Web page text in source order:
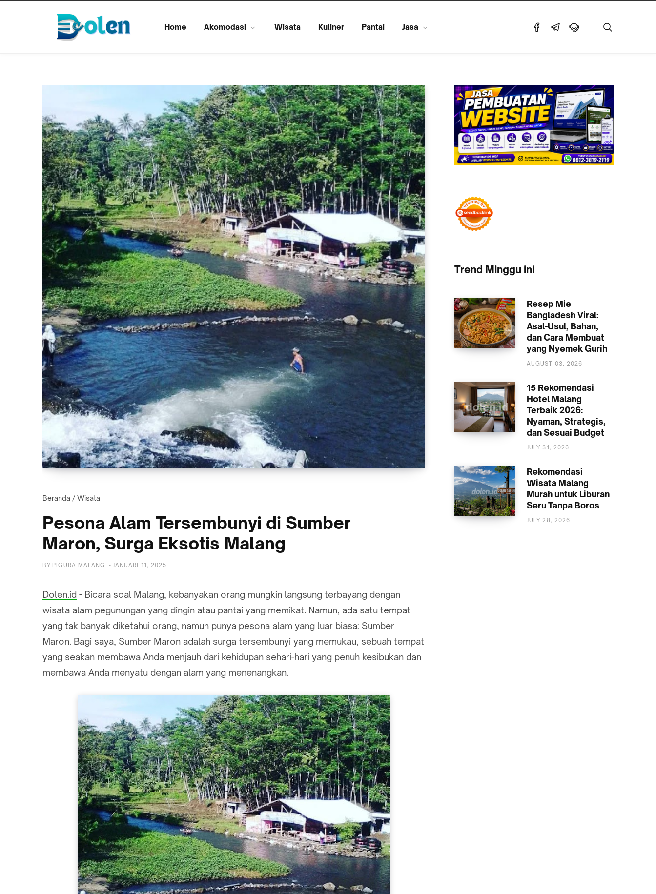
Home Akomodasi Wisata Kuliner Pantai Jasa
Beranda / Wisata
Pesona Alam Tersembunyi di Sumber
Maron, Surga Eksotis Malang
BY PIGURA MALANG - JANUARI 11, 2025
Dolen.id - Bicara soal Malang, kebanyakan orang mungkin langsung terbayang dengan
wisata alam pegunungan yang dingin atau pantai yang memikat. Namun, ada satu tempat
yang tak banyak diketahui orang, namun punya pesona alam yang luar biasa: Sumber
Maron. Bagi saya, Sumber Maron adalah surga tersembunyi yang memukau, sebuah tempat
yang seakan membawa Anda menjauh dari kehidupan sehari-hari yang penuh kesibukan dan
membawa Anda menyatu dengan alam yang menenangkan.
Trend Minggu ini
Resep Mie
Bangladesh Viral:
Asal-Usul, Bahan,
dan Cara Membuat
yang Nyemek Gurih
AUGUST 03, 2026
AKOMODASI
15 Rekomendasi
Hotel Malang
Terbaik 2026:
Nyaman, Strategis,
dan Sesuai Budget
JULY 31, 2026
Rekomendasi
Wisata Malang
Murah untuk Liburan
Seru Tanpa Boros
JULY 28, 2026